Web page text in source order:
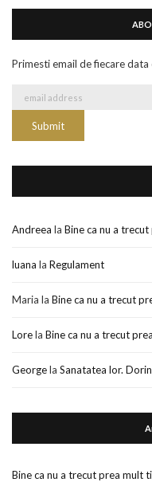
Primesti email de fiecare data
Andreea la Bine ca nu a
luana la Regulament
Maria la Bine ca nu a trecut
Lorela Bine ca nu a trecut
Georgela Sanatatea lor.
Bine ca nu a trecut prea mult